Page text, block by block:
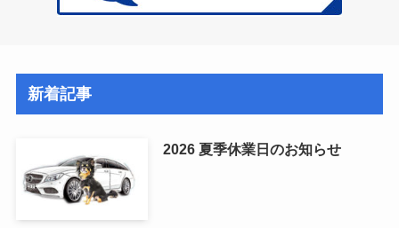
新着記事
2026 夏季休業日のお知らせ